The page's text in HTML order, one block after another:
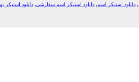
, دانلود استیکر اسم, دانلود استیکر اسم سفارشی, دانلود استیکر